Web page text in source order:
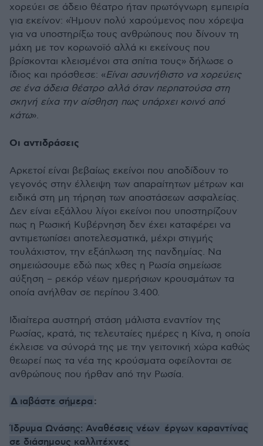
χορεύει σε άδειο θέατρο ήταν πρωτόγνωρη εμπειρία
για εκείνον: «Ήμουν πολύ χαρούμενος που χόρεψα
για να υποστηρίξω τους ανθρώπους που δίνουν τη
μάχη με τον κορωνοϊό αλλά κι εκείνους που
βρίσκονται κλεισμένοι στα σπίτια τους» δήλωσε ο
ίδιος και πρόσθεσε: «Είναι ασυνήθιστο να χορεύεις
σε ένα άδεια θέατρο αλλά όταν περπατούσα στη
σκηνή είχα την αίσθηση πως υπάρχει κοινό από
κάτω».
Οι αντιδράσεις
Αρκετοί είναι βεβαίως εκείνοι που αποδίδουν το
γεγονός στην έλλειψη των απαραίτητων μέτρων και
ειδικά στη μη τήρηση των αποστάσεων ασφαλείας.
Δεν είναι εξάλλου λίγοι εκείνοι που υποστηρίζουν
πως η Ρωσική Κυβέρνηση δεν έχει καταφέρει να
αντιμετωπίσει αποτελεσματικά, μέχρι στιγμής
τουλάχιστον, την εξάπλωση της πανδημίας. Να
σημειώσουμε εδώ πως χθες η Ρωσία σημείωσε
αύξηση – ρεκόρ νέων ημερήσιων κρουσμάτων τα
οποία ανήλθαν σε περίπου 3.400.
Ιδιαίτερα αυστηρή στάση μάλιστα εναντίον της
Ρωσίας, κρατά, τις τελευταίες ημέρες η Κίνα, η οποία
έκλεισε να σύνορά της με την γειτονική χώρα καθώς
θεωρεί πως τα νέα της κρούσματα οφείλονται σε
ανθρώπους που ήρθαν από την Ρωσία.
Δ ιαβάστε σήμερα :
Ίδρυμα Ωνάσης: Αναθέσεις νέων έργων καραντίνας
σε διάσημους καλλιτέχνες